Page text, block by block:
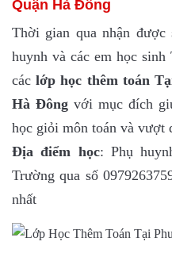
Quận Hà Đông
Thời gian qua nhận
huynh và các em học
cáclớphọc thêm toán
Hà Đôngvới mục đích
học giỏi môn toán và vượt
Địa điểm học: Phụ
Trường qua số
nhất